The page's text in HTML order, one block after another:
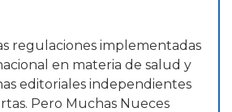
regulaciones implementadas
en materia de salud y
editoriales independientes
Pero Muchas Nueces